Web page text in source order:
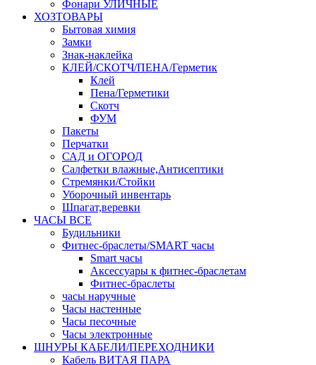
Фонари УЛИЧНЫЕ
ХОЗТОВАРЫ
Бытовая химия
Замки
Знак-наклейка
КЛЕЙ/СКОТЧ/ПЕНА/Герметик
Клей
Пена/Герметики
Скотч
ФУМ
Пакеты
Перчатки
САД и ОГОРОД
Салфетки влажные,Антисептики
Стремянки/Стойки
Уборочный инвентарь
Шпагат,веревки
ЧАСЫ ВСЕ
Будильники
Фитнес-браслеты/SMART часы
Smart часы
Аксессуары к фитнес-браслетам
Фитнес-браслеты
часы наручные
Часы настенные
Часы песочные
Часы электронные
ШНУРЫ КАБЕЛИ/ПЕРЕХОДНИКИ
Кабель ВИТАЯ ПАРА